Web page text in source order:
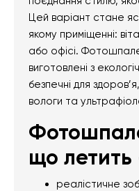
Цей варіант стане
якому приміщенні:
або офісі.
виготовлені з
безпечні для
вологи та
що летить
реалістичне